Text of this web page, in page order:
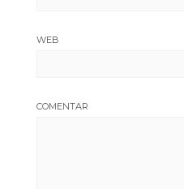
WEB
COMENTAR